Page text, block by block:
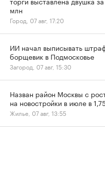
млн
Город, 07 авг, 17:20
ИИ начал выписывать
борщевик в Подмосковье
Загород, 07 авг, 15:30
Назван район Москвы с
на новостройки в июле в
Жилье, 07 авг, 13:55